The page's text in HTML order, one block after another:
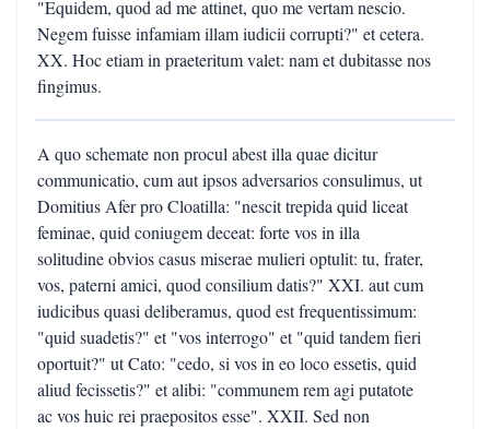
"Equidem, quod ad me attinet, quo me vertam nescio.
Negem fuisse infamiam illam iudicii corrupti?" et cetera.
XX. Hoc etiam in praeteritum valet: nam et dubitasse nos
fingimus.
A quo schemate non procul abest illa quae dicitur
communicatio, cum aut ipsos adversarios consulimus, ut
Domitius Afer pro Cloatilla: "nescit trepida quid liceat
feminae, quid coniugem deceat: forte vos in illa
solitudine obvios casus miserae mulieri optulit: tu, frater,
vos, paterni amici, quod consilium datis?" XXI. aut cum
iudicibus quasi deliberamus, quod est frequentissimum:
"quid suadetis?" et "vos interrogo" et "quid tandem fieri
oportuit?" ut Cato: "cedo, si vos in eo loco essetis, quid
aliud fecissetis?" et alibi: "communem rem agi putatote
ac vos huic rei praepositos esse". XXII. Sed non